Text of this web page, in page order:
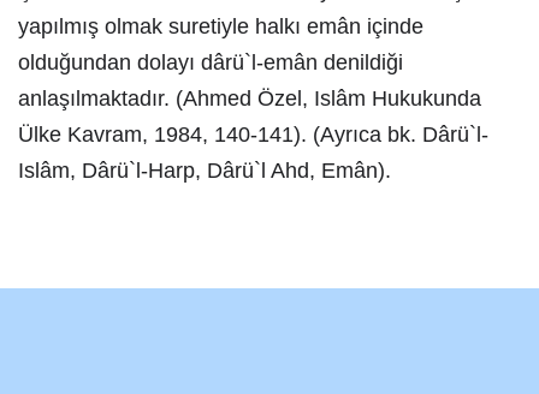
yapılmış olmak suretiyle halkı emân içinde
olduğundan dolayı dârü`l-emân denildiği
anlaşılmaktadır. (Ahmed Özel, Islâm Hukukunda
Ülke Kavram, 1984, 140-141). (Ayrıca bk. Dârü`l-
Islâm, Dârü`l-Harp, Dârü`l Ahd, Emân).